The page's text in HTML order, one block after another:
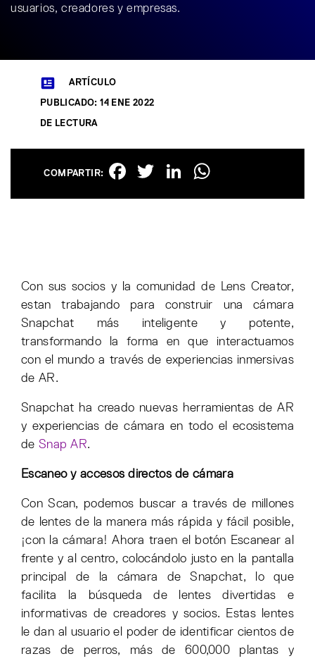
usuarios, creadores y empresas.
ARTÍCULO
PUBLICADO: 14 ENE 2022
DE LECTURA
COMPARTIR: Facebook
TwitterLinkedIn
Con sus socios y la comunidad de Lens Creator,
estan trabajando para construir una cámara
Snapchat más inteligente y potente,
transformando la forma en que interactuamos
con el mundo a través de experiencias inmersivas
de AR.
Snapchat ha creado nuevas herramientas de AR
y experiencias de cámara en todo el ecosistema
de Snap AR.
Escaneo y accesos directos de cámara
Con Scan, podemos buscar a través de millones
de lentes de la manera más rápida y fácil posible,
¡con la cámara! Ahora traen el botón Escanear al
frente y al centro, colocándolo justo en la pantalla
principal de la cámara de Snapchat, lo que
facilita la búsqueda de lentes divertidas e
informativas de creadores y socios. Estas lentes
le dan al usuario el poder de identificar cientos de
razas de perros, más de 600,000 plantas y